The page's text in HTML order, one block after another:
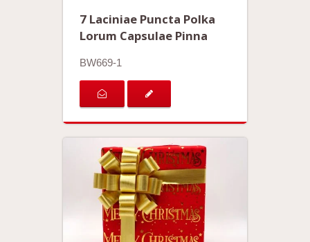
7 Laciniae Puncta Polka
Lorum Capsulae Pinna
BW669-1